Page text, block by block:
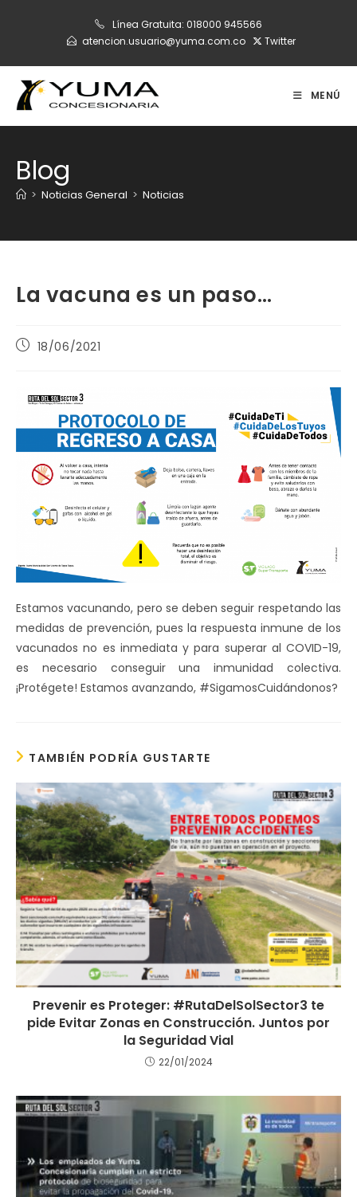
Línea Gratuita: 018000 945566
atencion.usuario@yuma.com.co
Twitter
MENÚ
Blog
> Noticias General > Noticias
La vacuna es un paso…
Publicación
18/06/2021
Estamos vacunando, pero se deben seguir respetando las
medidas de prevención, pues la respuesta inmune de los
vacunados no es inmediata y para superar al COVID-19,
es necesario conseguir una inmunidad colectiva.
¡Protégete! Estamos avanzando, #SigamosCuidándonos?
TAMBIÉN PODRÍA GUSTARTE
Prevenir es Proteger: #RutaDelSolSector3 te
pide Evitar Zonas en Construcción. Juntos por
la Seguridad Vial
22/01/2024